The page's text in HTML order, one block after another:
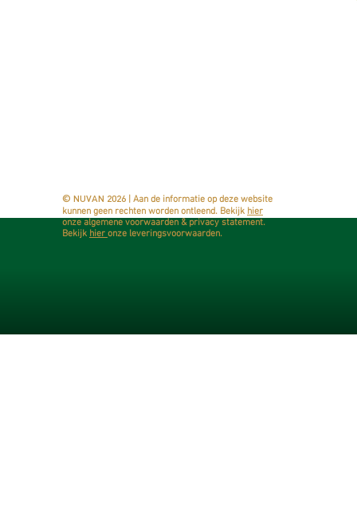
© NUVAN 2026
| Aan de informatie op deze website
kunnen geen rechten worden ontleend.​ Bekijk hier
onze algemene voorwaarden & privacy statement.
Bekijk hier onze leveringsvoorwaarden.